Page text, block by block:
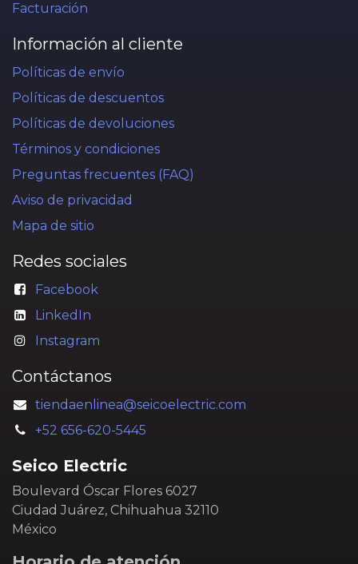
Facturación
Información al cliente
Políticas de envío
Políticas de descuentos
Políticas de devoluciones
Términos y condiciones
Preguntas frecuentes (FAQ)
Aviso de privacidad
Mapa de sitio
Redes sociales
Facebook
LinkedIn
Instagram
Contáctanos
tiendaenlinea@seicoelectric.com
+52 656-620-5445
Seico Electric
Boulevard Óscar Flores 6027
Ciudad Juárez, Chihuahua 32110
México